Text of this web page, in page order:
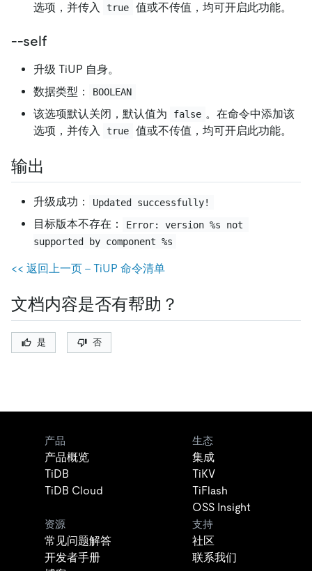
选项，并传入
true 值或不传值，均可开启此功能。
--self
升级 TiUP 自身。
数据类型：
BOOLEAN
该选项默认关闭，默认值为 false 。在命令中添加该
选项，并传入
true 值或不传值，均可开启此功能。
输出
升级成功： Updated successfully!
目标版本不存在：
Error: version %s not
supported by component %s
<< 返回上一页 - TiUP 命令清单
文档内容是否有帮助？
是 否
产品
产品概览
TiDB
TiDB Cloud
生态
集成
TiKV
TiFlash
OSS Insight
资源
常见问题解答
开发者手册
支持
社区
联系我们